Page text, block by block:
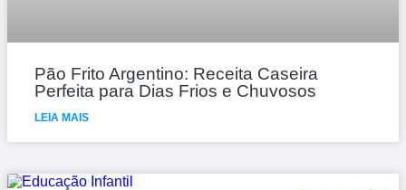
Pão Frito Argentino: Receita Caseira
Perfeita para Dias Frios e Chuvosos
LEIA MAIS